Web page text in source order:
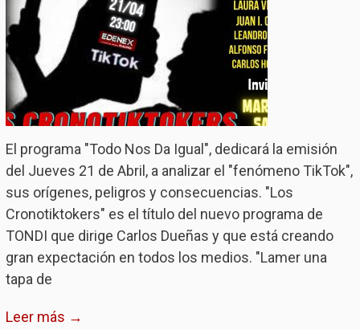
El programa "Todo Nos Da Igual", dedicará la emisión
del Jueves 21 de Abril, a analizar el "fenómeno TikTok",
sus orígenes, peligros y consecuencias. "Los
Cronotiktokers" es el título del nuevo programa de
TONDI que dirige Carlos Dueñas y que está creando
gran expectación en todos los medios. "Lamer una
tapa de
Leer más →